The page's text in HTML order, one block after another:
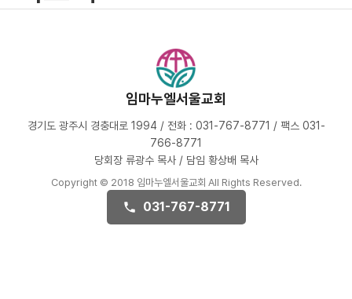
임마누엘서울교회
경기도 광주시 경충대로 1994 / 전화 : 031-767-8771 / 팩스 031-
766-8771
당회장 류광수 목사 / 담임 황상배 목사
Copyright © 2018 임마누엘서울교회 All Rights Reserved.
031-767-8771